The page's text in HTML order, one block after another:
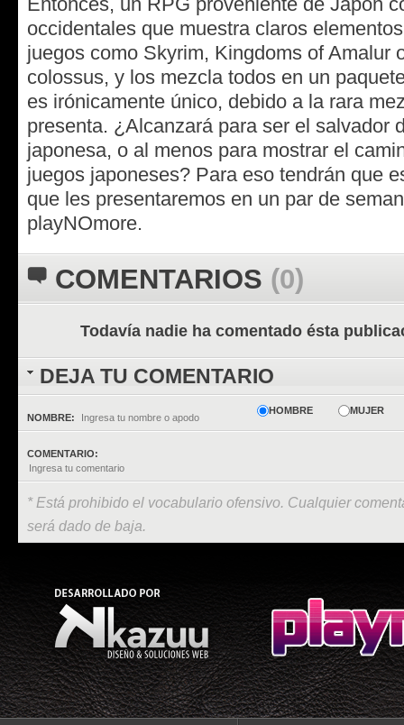
occidentales que muestra claros
juegos como Skyrim, Kingdoms of Amalur
colossus, y los mezcla todos en un
es irónicamente único, debido a la rara
presenta. ¿Alcanzará para ser el salvador
japonesa, o al menos para mostrar el
juegos japoneses? Para eso tendrán que
que les presentaremos en un par de
playNOmore.
COMENTARIOS (0)
Todavía nadie ha comentado ésta
DEJA TU COMENTARIO
NOMBRE:
HOMBRE MUJER
COMENTARIO:
* Está prohibido el vocabulario ofensivo. Cualquier
será dado de baja.